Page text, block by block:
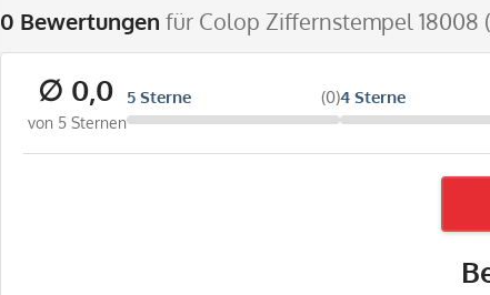
0 Bewertungen für Colop Ziffernstempel 18008
∅ 0,0
von 5 Sternen
5 Sterne (0)4 Sterne